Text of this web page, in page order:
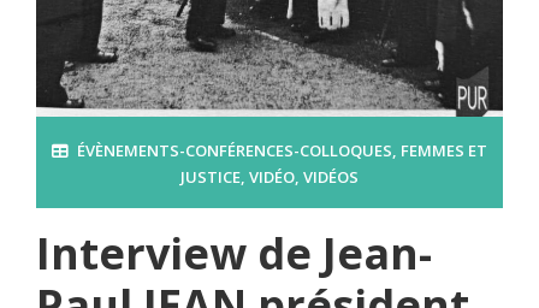
ÉVÈNEMENTS-CONFÉRENCES-COLLOQUES, FEMMES ET
JUSTICE, VIDÉO, VIDÉOS
Interview de Jean-